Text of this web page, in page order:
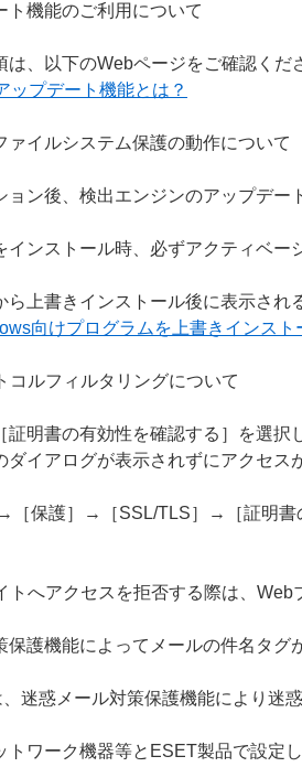
ト機能のご利用について
は、以下のWebページをご確認くだ
ップデート機能とは？
ァイルシステム保護の動作について
ョン後、検出エンジンのアップデ
インストール時、必ずアクティベ
ら上書きインストール後に表示され
向けプログラムを上書きインス
コルフィルタリングについて
証明書の有効性を確認する］を選
ダイアログが表示されずにアクセス
［保護］→［SSL/TLS］→［証明書
トへアクセスを拒否する際は、
保護機能によってメールの件名タグ
迷惑メール対策保護機能により迷
トワーク機器等とESET製品で設定